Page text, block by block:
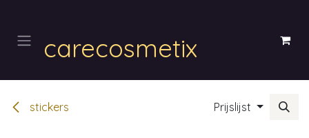
carecosmetix
stickers Prijslijst